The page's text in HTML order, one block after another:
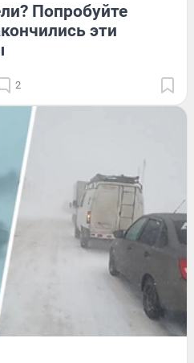
Попробуйте
эти
2